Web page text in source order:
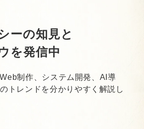
ーの知見と
を発信中
制作、システム開発、AI導
トレンドを分かりやすく解説し